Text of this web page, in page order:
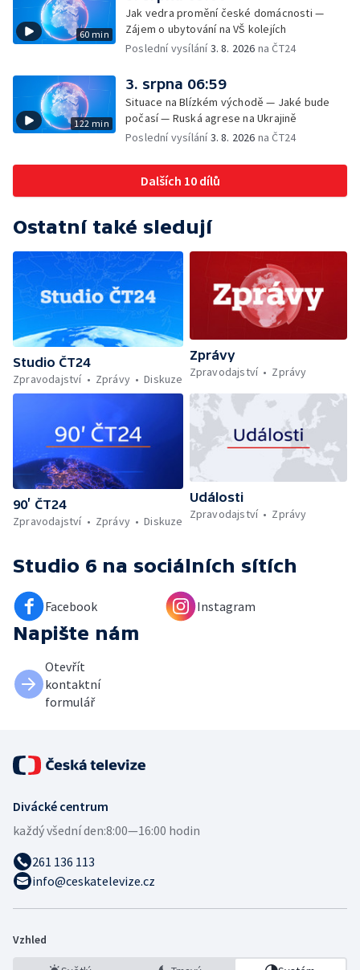
60 min
Jak vedra promění české domácnosti —
Zájem o ubytování na VŠ kolejích
Poslední vysílání3. 8. 2026 na ČT24
122 min
3. srpna 06:59
Situace na Blízkém východě — Jaké bude
počasí — Ruská agrese na Ukrajině
Poslední vysílání3. 8. 2026 na ČT24
Dalších 10 dílů
Ostatní také sledují
Studio ČT24
Zpravodajství
Zprávy Diskuze
Zprávy
Zpravodajství
Zprávy
90’ ČT24
Zpravodajství
Zprávy Diskuze
Události
Zpravodajství
Zprávy
Studio 6 na sociálních sítích
Facebook Instagram
Napište nám
Otevřít
kontaktní
formulář
Divácké centrum
každý všední den:8:00—16:00 hodin
261 136 113
info@ceskatelevize.cz
Vzhled